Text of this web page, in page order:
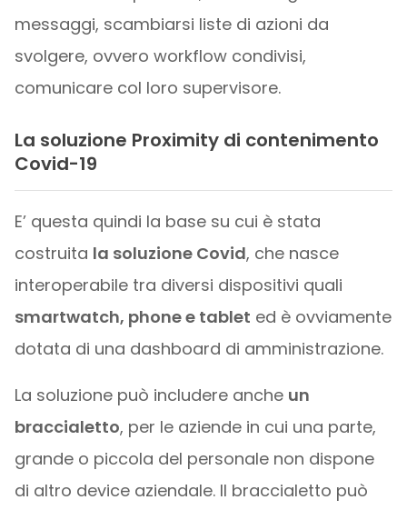
messaggi, scambiarsi liste di azioni da
svolgere, ovvero workflow condivisi,
comunicare col loro supervisore.
La soluzione Proximity di contenimento
Covid-19
E’ questa quindi la base su cui è stata
costruita la soluzione Covid, che nasce
interoperabile tra diversi dispositivi quali
smartwatch, phone e tablet ed è ovviamente
dotata di una dashboard di amministrazione.
La soluzione può includere anche un
braccialetto, per le aziende in cui una parte,
grande o piccola del personale non dispone
di altro device aziendale. Il braccialetto può